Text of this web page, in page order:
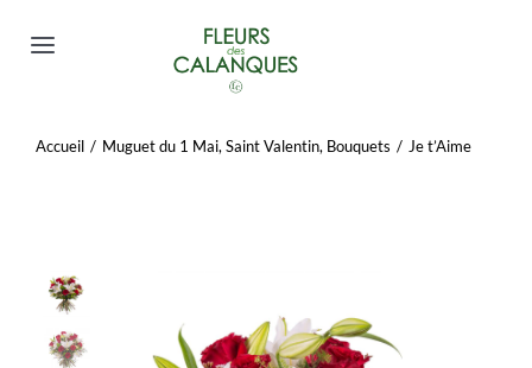
Toggle
PLANTES
Accueil / Muguet du 1 Mai, Saint Valentin, Bouquets / Je t’Aime